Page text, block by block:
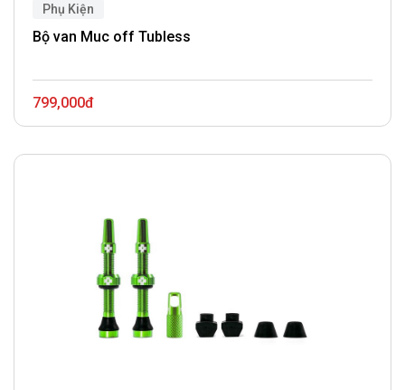
Phụ Kiện
Bộ van Muc off Tubless
799,000đ